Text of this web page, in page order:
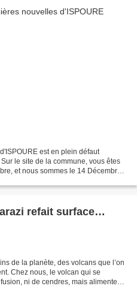
est en plein défaut
le site de la commune, vous êtes
et nous sommes le 14 Décembre,
refait surface…
de la planète, des volcans que l’on
Chez nous, le volcan qui se
ni de cendres, mais alimente